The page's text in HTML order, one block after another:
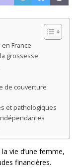
France
grossesse
de couverture
et pathologiques
vie d’une femme,
financières.